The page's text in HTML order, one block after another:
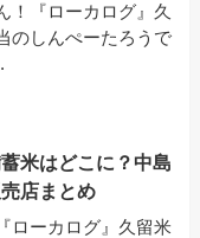
！『ローカログ』久
のしんぺーたろうで
米はどこに？中島
店まとめ
ローカログ』久留米